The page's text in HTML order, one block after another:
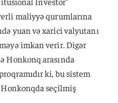
maliyyə qurumlarına
yuan və xarici valyutanı
imkan verir. Digər
Honkonq arasında
ki, bu sistem
seçilmiş